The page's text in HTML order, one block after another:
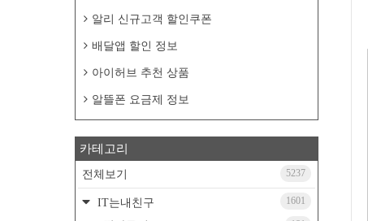
알리 신규고객 할인쿠폰
배달앱 할인 정보
아이허브 추천 상품
알뜰폰 요금제 정보
카테고리
전체보기 5237
IT는내친구 1601